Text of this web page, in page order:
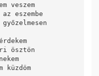
veszem
eszembe
ösztön